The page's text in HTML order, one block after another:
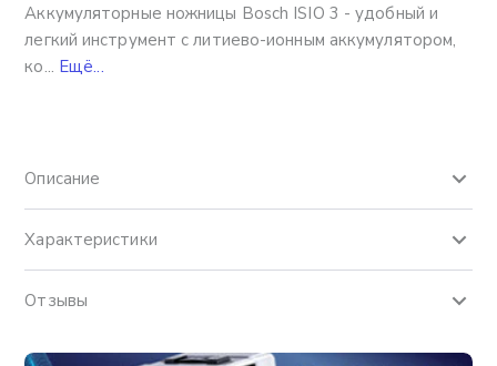
Аккумуляторные ножницы Bosch ISIO 3 - удобный и
легкий инструмент с литиево-ионным аккумулятором,
ко... Ещё...
Описание
Характеристики
Отзывы